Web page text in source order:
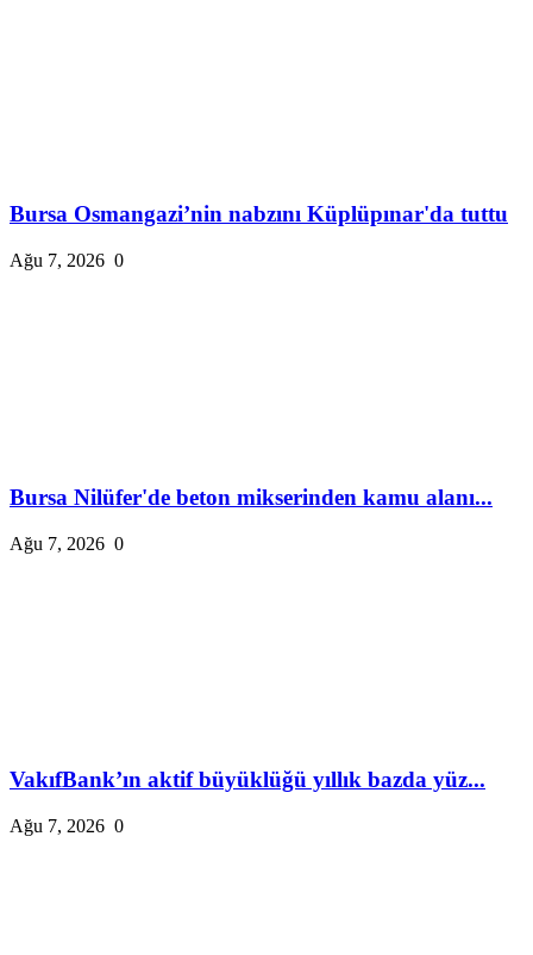
Bursa Osmangazi’nin nabzını Küplüpınar'da tuttu
Ağu 7, 2026 0
Bursa Nilüfer'de beton mikserinden kamu alanı...
Ağu 7, 2026 0
VakıfBank’ın aktif büyüklüğü yıllık bazda yüz...
Ağu 7, 2026 0